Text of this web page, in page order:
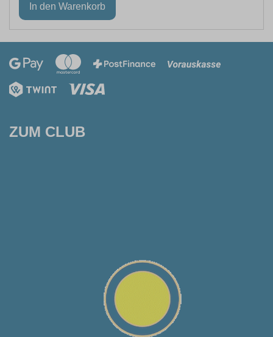
ZUM CLUB